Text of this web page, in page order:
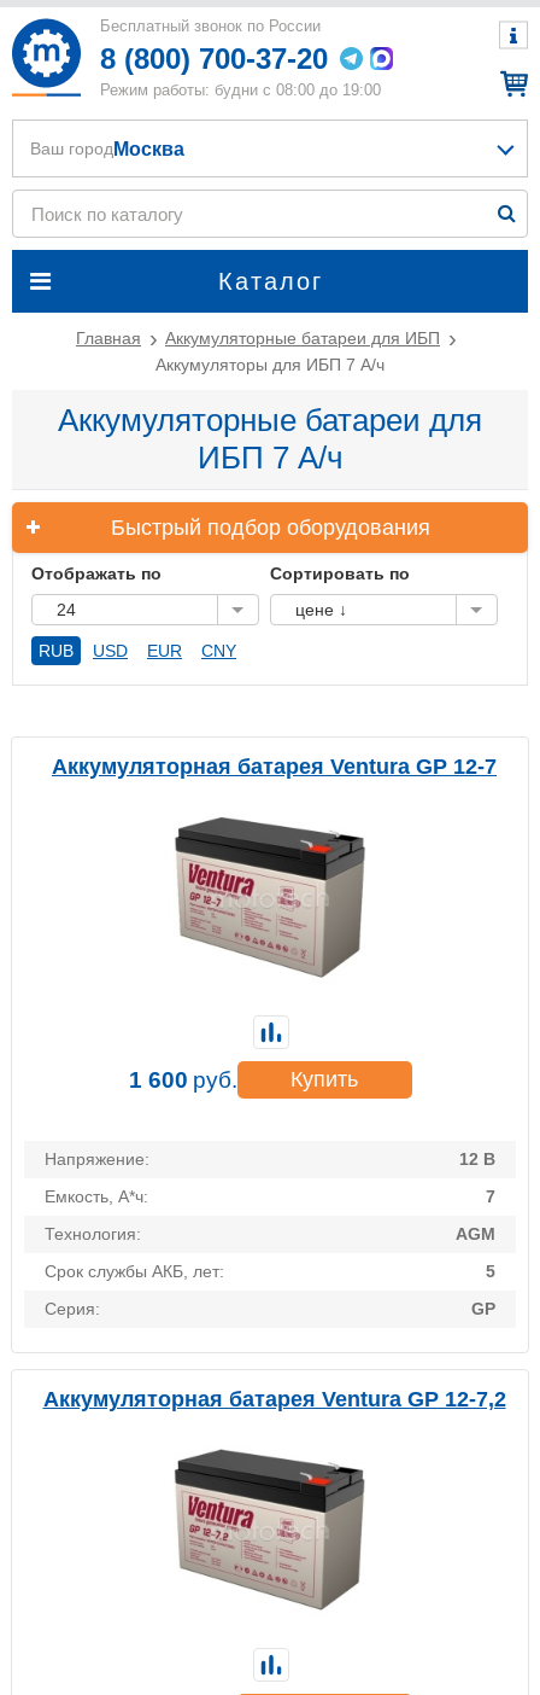
Бесплатный звонок по России
8 (800) 700-37-20
Режим работы: будни с 08:00 до 19:00
Каталог
Ваш город Москва
Главная
Аккумуляторные батареи для ИБП
Аккумуляторы для ИБП 7 А/ч
Аккумуляторные батареи для
ИБП 7 А/ч
Быстрый подбор оборудования
Отображать по
24
Сортировать по
цене ↓
RUB USD EUR CNY
Аккумуляторная батарея Ventura GP 12-7
Напряжение:
12 В
Емкость, А*ч:
7
Технология:
AGM
Срок службы АКБ, лет:
5
Серия:
GP
1 600 руб. Купить
Аккумуляторная батарея Ventura GP 12-7,2